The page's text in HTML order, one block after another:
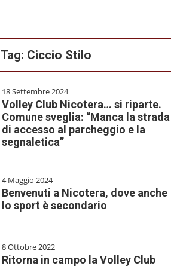
Tag: Ciccio Stilo
18 Settembre 2024
Volley Club Nicotera… si riparte.
Comune sveglia: “Manca la strada
di accesso al parcheggio e la
segnaletica”
4 Maggio 2024
Benvenuti a Nicotera, dove anche
lo sport è secondario
8 Ottobre 2022
Ritorna in campo la Volley Club